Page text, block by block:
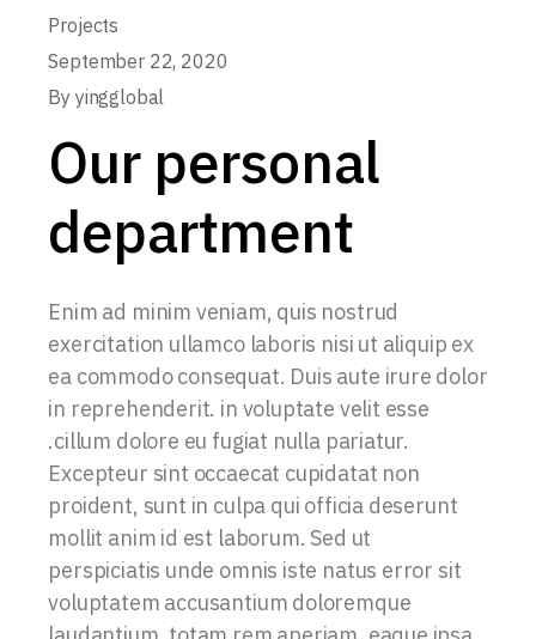
Projects
September 22, 2020
By yingglobal
Our personal
department
Enim ad minim veniam, quis nostrud
exercitation ullamco laboris nisi ut aliquip ex
ea commodo consequat. Duis aute irure dolor
in reprehenderit. in voluptate velit esse
.cillum dolore eu fugiat nulla pariatur.
Excepteur sint occaecat cupidatat non
proident, sunt in culpa qui officia deserunt
mollit anim id est laborum. Sed ut
perspiciatis unde omnis iste natus error sit
voluptatem accusantium doloremque